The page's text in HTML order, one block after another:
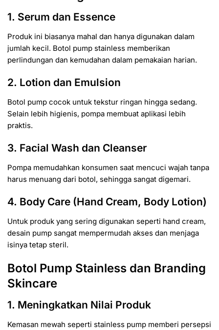
1. Serum dan Essence
Produk ini biasanya mahal dan hanya digunakan dalam
jumlah kecil. Botol pump stainless memberikan
perlindungan dan kemudahan dalam pemakaian harian.
2. Lotion dan Emulsion
Botol pump cocok untuk tekstur ringan hingga sedang.
Selain lebih higienis, pompa membuat aplikasi lebih
praktis.
3. Facial Wash dan Cleanser
Pompa memudahkan konsumen saat mencuci wajah tanpa
harus menuang dari botol, sehingga sangat digemari.
4. Body Care (Hand Cream, Body Lotion)
Untuk produk yang sering digunakan seperti hand cream,
desain pump sangat mempermudah akses dan menjaga
isinya tetap steril.
Botol Pump Stainless dan Branding
Skincare
1. Meningkatkan Nilai Produk
Kemasan mewah seperti stainless pump memberi persepsi